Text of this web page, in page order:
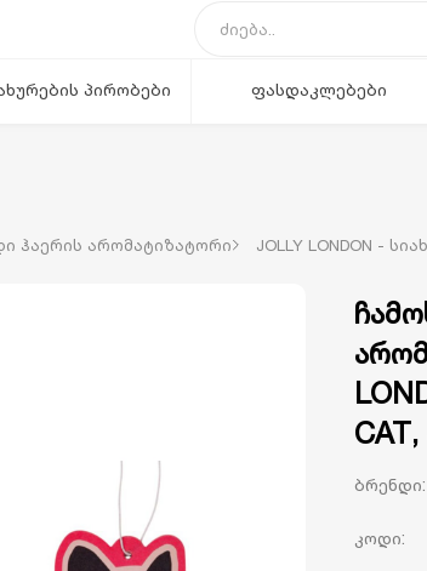
პირობები ფასდაკლებები
ჰაერის არომატიზატორი JOLLY LONDON -
ბრენდი:
კოდი: